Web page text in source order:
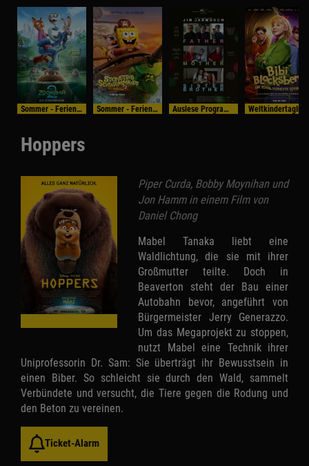
Sommer - Ferien - Programm Sommer - Ferien - Programm Auslese Programm
Hoppers
Piper Curda, Bobby Moynihan und
Jon Hamm in einem Film von
Daniel Chong
Mabel Tanaka liebt eine
Waldlichtung, die sie mit ihrer
Großmutter teilte. Doch in
Beaverton steht der Bau einer
Autobahn bevor, angeführt von
Bürgermeister Jerry Generazzo.
Um das Megaprojekt zu stoppen,
nutzt Mabel eine Technik ihrer
Uniprofessorin Dr. Sam: Sie überträgt ihr Bewusstsein in
einen Biber. So schleicht sie durch den Wald, sammelt
Verbündete und versucht, die Tiere gegen die Rodung und
den Beton zu vereinen.
Ticket-Alarm